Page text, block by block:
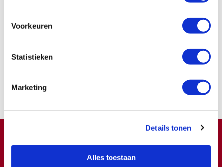
Voorkeuren
Statistieken
Marketing
Details tonen
Alles toestaan
Word ook contribuant
Nu lid worden
Doneren ?
Meer weten over wat we met uw extra gift doen?